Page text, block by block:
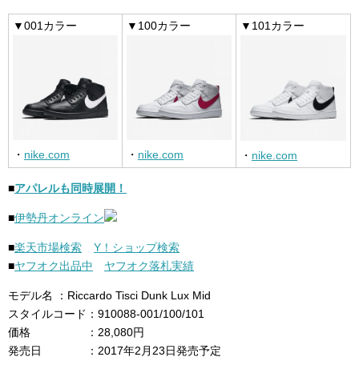
▼001カラー
・ nike.com
▼100カラー
・ nike.com
▼101カラー
・ nike.com
■アパレルも同時展開！
■伊勢丹オンライン
■楽天市場検索
Y！ショップ検索
■ヤフオク出品中 ヤフオク落札実績
モデル名 ：Riccardo Tisci Dunk Lux Mid
スタイルコード：910088-001/100/101
価格 ：28,080円
発売日 ：2017年2月23日発売予定